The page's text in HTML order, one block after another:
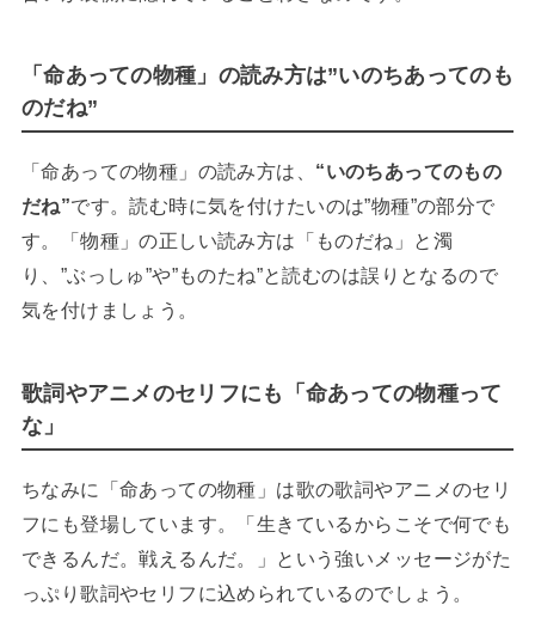
「命あっての物種」の読み方は”いのちあってのも
のだね”
「命あっての物種」の読み方は、 “いのちあってのもの
だね”です。読む時に気を付けたいのは”物種”の部分で
す。「物種」の正しい読み方は「ものだね」と濁
り、”ぶっしゅ”や”ものたね”と読むのは誤りとなるので
気を付けましょう。
歌詞やアニメのセリフにも「命あっての物種って
な」
ちなみに「命あっての物種」は歌の歌詞やアニメのセリ
フにも登場しています。「生きているからこそで何でも
できるんだ。戦えるんだ。」という強いメッセージがた
っぷり歌詞やセリフに込められているのでしょう。